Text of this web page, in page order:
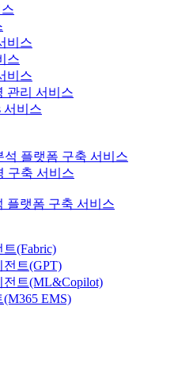
비스
스
비스
관리 서비스
서비스
석 플랫폼 구축 서비스
구축 서비스
플랫폼 구축 서비스
(Fabric)
트(GPT)
전트(ML&Copilot)
EMS)